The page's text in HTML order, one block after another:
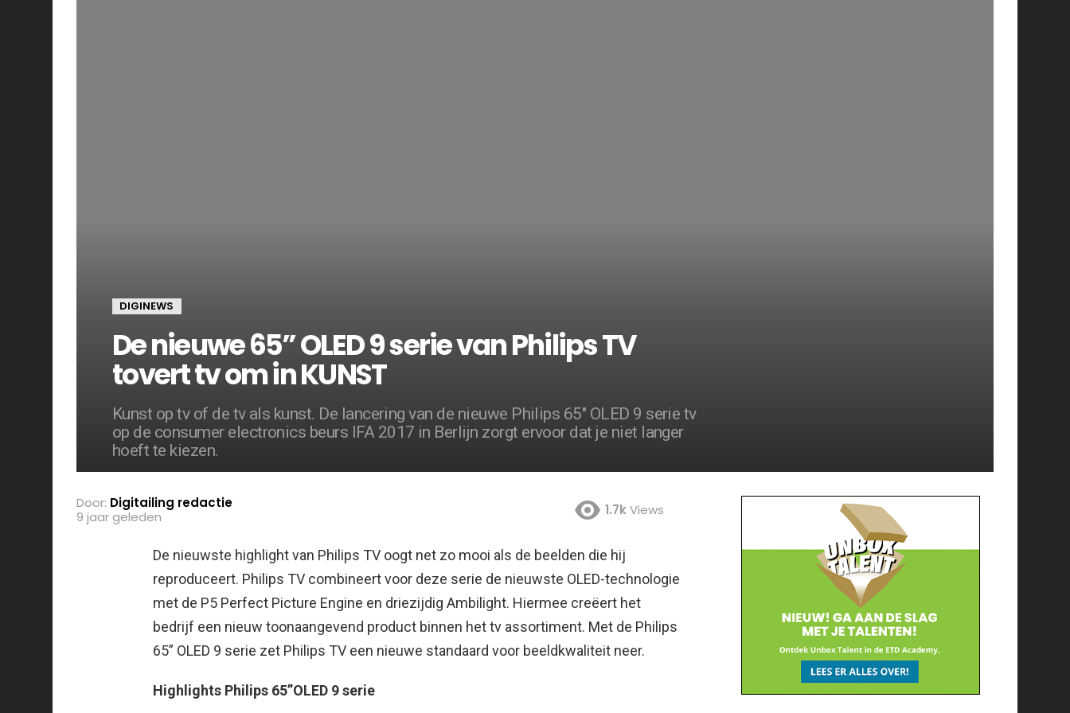
DIGINEWS
De nieuwe 65” OLED 9 serie van Philips TV
tovert tv om in KUNST
Kunst op tv of de tv als kunst. De lancering van de nieuwe Philips 65″ OLED 9 serie tv
op de consumer electronics beurs IFA 2017 in Berlijn zorgt ervoor dat je niet langer
hoeft te kiezen.
Door: Digitailing redactie
9 jaar geleden
1.7kViews
De nieuwste highlight van Philips TV oogt net zo mooi als de beelden die hij
reproduceert. Philips TV combineert voor deze serie de nieuwste OLED-technologie
met de P5 Perfect Picture Engine en driezijdig Ambilight. Hiermee creëert het
bedrijf een nieuw toonaangevend product binnen het tv assortiment. Met de Philips
65” OLED 9 serie zet Philips TV een nieuwe standaard voor beeldkwaliteit neer.
Highlights Philips 65”OLED 9 serie